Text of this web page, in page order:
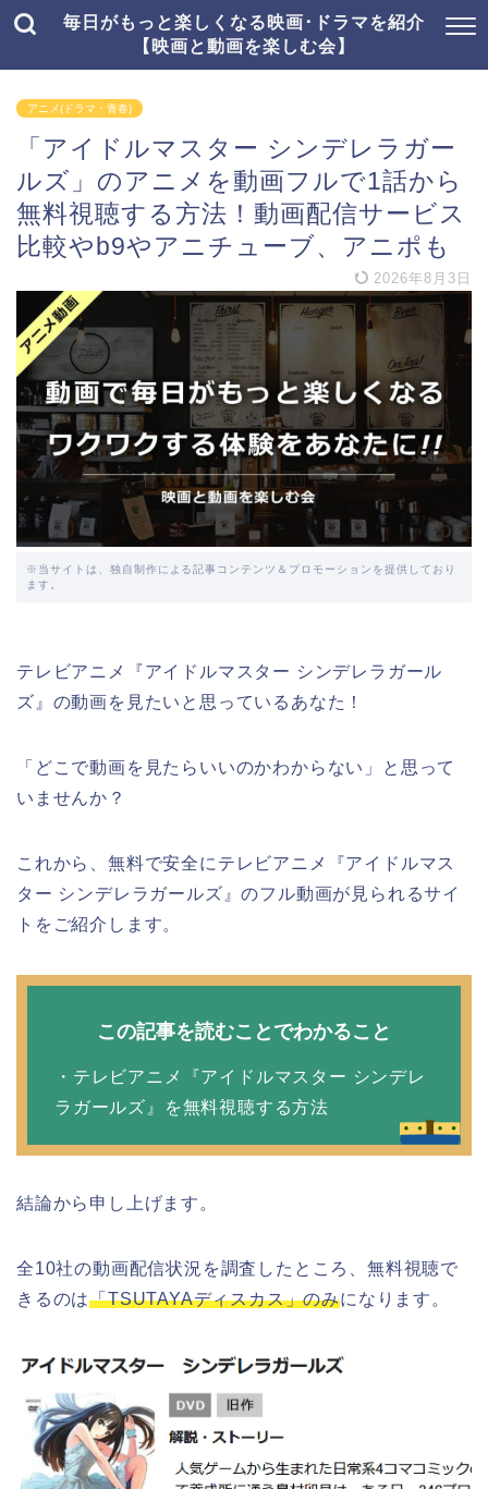
毎日がもっと楽しくなる映画･ドラマを紹介
【映画と動画を楽しむ会】
アニメ(ドラマ・青春)
「アイドルマスター シンデレラガー
ルズ」のアニメを動画フルで1話から
無料視聴する方法！動画配信サービス
比較やb9やアニチューブ、アニポも
2026年8月3日
※当サイトは、独自制作による記事コンテンツ＆プロモーションを提供しており
ます。
テレビアニメ『アイドルマスター シンデレラガール
ズ』の動画を見たいと思っているあなた！
「どこで動画を見たらいいのかわからない」と思って
いませんか？
これから、無料で安全にテレビアニメ『アイドルマス
ター シンデレラガールズ』のフル動画が見られるサイ
トをご紹介します。
この記事を読むことでわかること
・テレビアニメ『アイドルマスター シンデレ
ラガールズ』を無料視聴する方法
結論から申し上げます。
全10社の動画配信状況を調査したところ、無料視聴で
きるのは「TSUTAYAディスカス」のみになります。